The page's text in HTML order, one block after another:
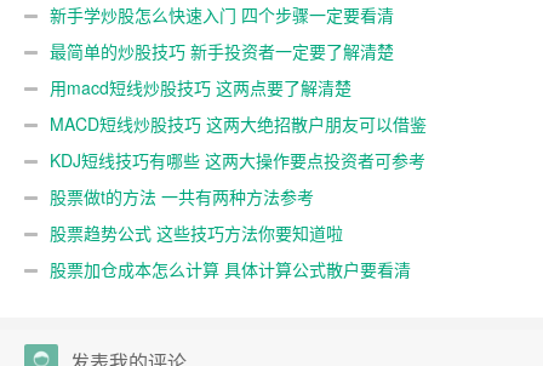
新手学炒股怎么快速入门 四个步骤一定要看清
最简单的炒股技巧 新手投资者一定要了解清楚
用macd短线炒股技巧 这两点要了解清楚
MACD短线炒股技巧 这两大绝招散户朋友可以借鉴
KDJ短线技巧有哪些 这两大操作要点投资者可参考
股票做t的方法 一共有两种方法参考
股票趋势公式 这些技巧方法你要知道啦
股票加仓成本怎么计算 具体计算公式散户要看清